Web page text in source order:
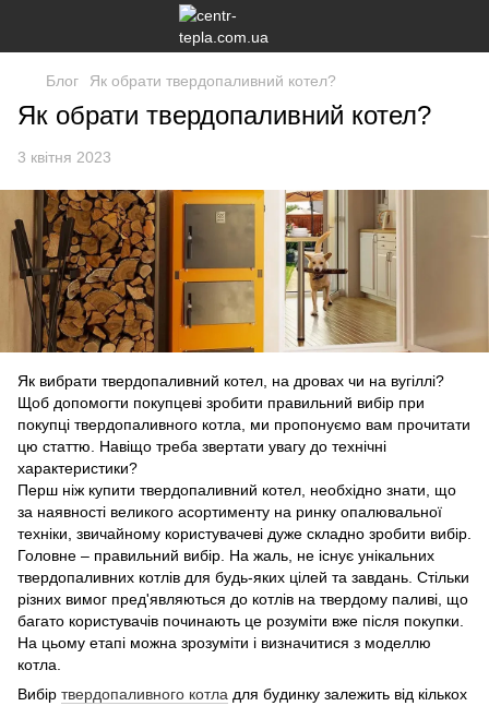
Блог Як обрати твердопаливний котел?
Як обрати твердопаливний котел?
3 квітня 2023
Як вибрати твердопаливний котел, на дровах чи на вугіллі?
Щоб допомогти покупцеві зробити правильний вибір при
покупці твердопаливного котла, ми пропонуємо вам прочитати
цю статтю. Навіщо треба звертати увагу до технічні
характеристики?
Перш ніж купити твердопаливний котел, необхідно знати, що
за наявності великого асортименту на ринку опалювальної
техніки, звичайному користувачеві дуже складно зробити вибір.
Головне – правильний вибір. На жаль, не існує унікальних
твердопаливних котлів для будь-яких цілей та завдань. Стільки
різних вимог пред'являються до котлів на твердому паливі, що
багато користувачів починають це розуміти вже після покупки.
На цьому етапі можна зрозуміти і визначитися з моделлю
котла.
Вибір твердопаливного котла для будинку залежить від кількох